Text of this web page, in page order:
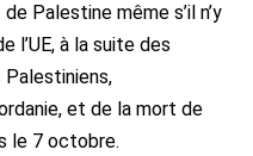
Palestine même s’il n’y
l’UE, à la suite des
et de la mort de
le 7 octobre.